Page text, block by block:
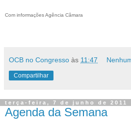
Com informações Agência Câmara
OCB no Congresso às 11:47
Compartilhar
terça-feira, 7 de junho de 2011
Agenda da Semana